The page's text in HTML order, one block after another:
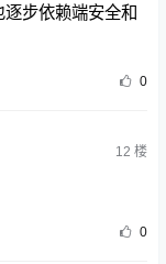
步依赖端安全和
0
12 楼
0